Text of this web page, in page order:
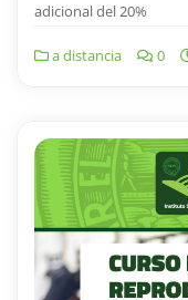
adicional del 20%
a distancia 0